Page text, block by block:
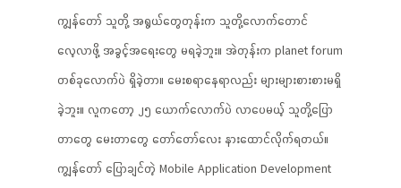
ကျွန်တော် သူတို့ အရွယ်တွေတုန်းက သူတို့လောက်တောင်
လေ့လာဖို့ အခွင့်အရေးတွေ မရခဲ့ဘူး။ အဲတုန်းက planet forum
တစ်ခုလောက်ပဲ ရှိခဲ့တာ။ မေးစရာနေရာလည်း များများစားစားမရှိ
ခဲ့ဘူး။ လူကတော့ ၂၅ ယောက်လောက်ပဲ လာပေမယ့် သူတို့ပြော
တာတွေ မေးတာတွေ တော်တော်လေး နားထောင်လိုက်ရတယ်။
ကျွန်တော် ပြောချင်တဲ့ Mobile Application Development